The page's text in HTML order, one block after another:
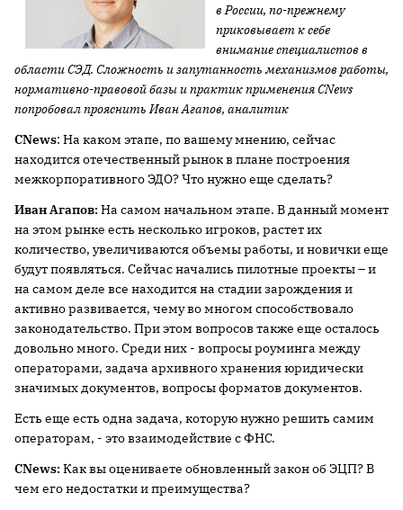
в России, по-прежнему
приковывает к себе
внимание специалистов в
области СЭД. Сложность и запутанность механизмов работы,
нормативно-правовой базы и практик примененияCNews
попробовал прояснить Иван Агапов, аналитик
CNews: На каком этапе, по вашему мнению, сейчас
находится отечественный рынок в плане построения
межкорпоративного ЭДО? Что нужно еще сделать?
Иван Агапов:На самом начальном этапе. В данный момент
на этом рынке есть несколько игроков, растет их
количество, увеличиваются объемы работы, и новички еще
будут появляться. Сейчас начались пилотные проекты – и
на самом деле все находится на стадии зарождения и
активно развивается, чему во многом способствовало
законодательство. При этом вопросов также еще осталось
довольно много. Среди них - вопросы роуминга между
операторами, задача архивного хранения юридически
значимых документов, вопросы форматов документов.
Есть еще есть одна задача, которую нужно решить самим
операторам, - это взаимодействие с ФНС.
CNews:Как вы оцениваете обновленный закон об ЭЦП? В
чем его недостатки и преимущества?